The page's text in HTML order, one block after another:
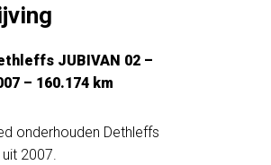
JUBIVAN 02 –
– 160.174 km
onderhouden Dethleffs
2007.